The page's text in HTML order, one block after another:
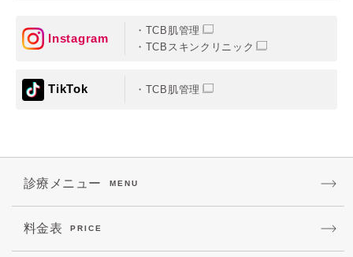
Instagram
TCB肌管理
TCBスキンクリニック
TikTok TCB肌管理
診療メニュー MENU
料金表 PRICE